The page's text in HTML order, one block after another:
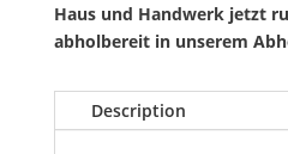
Haus und Handwerk jetzt
abholbereit in unserem
Description